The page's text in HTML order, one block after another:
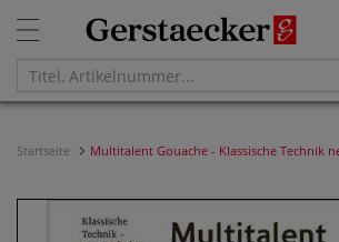
Startseite Multitalent Gouache - Klassische Technik